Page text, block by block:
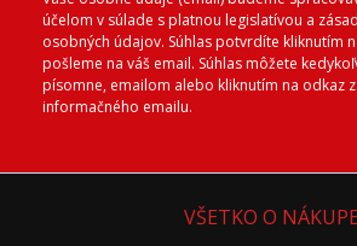
účelom v súlade s platnou legislatívou a
osobných údajov. Súhlas potvrdíte kliknutím
pošleme na váš email. Súhlas môžete
písomne, emailom alebo kliknutím na odkaz
informačného emailu.
VŠETKO O NÁKUPE